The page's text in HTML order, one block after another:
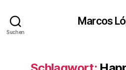
Suchen
Marcos